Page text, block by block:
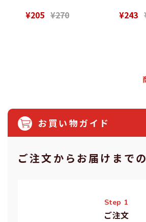
¥205 ¥270 ¥243
お買い物ガイド
ご注⽂からお届けまで
Step 1
ご注⽂